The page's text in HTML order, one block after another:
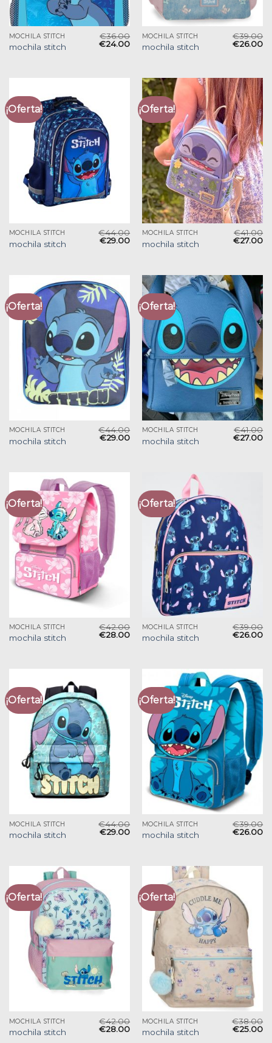
MOCHILA STITCH
mochila stitch
€36.00
€24.00
MOCHILA STITCH
mochila stitch
€39.00
€26.00
¡Oferta!
MOCHILA STITCH
mochila stitch
€44.00
€29.00
¡Oferta!
MOCHILA STITCH
mochila stitch
€41.00
€27.00
¡Oferta!
MOCHILA STITCH
mochila stitch
€44.00
€29.00
¡Oferta!
MOCHILA STITCH
mochila stitch
€41.00
€27.00
¡Oferta!
MOCHILA STITCH
mochila stitch
€42.00
€28.00
¡Oferta!
MOCHILA STITCH
mochila stitch
€39.00
€26.00
¡Oferta!
MOCHILA STITCH
mochila stitch
€44.00
€29.00
¡Oferta!
MOCHILA STITCH
mochila stitch
€39.00
€26.00
¡Oferta!
MOCHILA STITCH
mochila stitch
€42.00
€28.00
¡Oferta!
MOCHILA STITCH
mochila stitch
€38.00
€25.00